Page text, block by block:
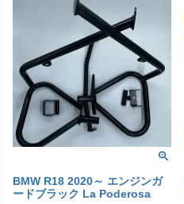
BMW R18 2020～ エンジンガ
ードブラック La Poderosa